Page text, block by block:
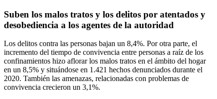
Suben los malos tratos y los delitos por atentados y
desobediencia a los agentes de la autoridad
Los delitos contra las personas bajan un 8,4%. Por otra parte, el
incremento del tiempo de convivencia entre personas a raíz de los
confinamientos hizo aflorar los malos tratos en el ámbito del hogar
en un 8,5% y situándose en 1.421 hechos denunciados durante el
2020. También las amenazas, relacionadas con problemas de
convivencia crecieron un 3,1%.